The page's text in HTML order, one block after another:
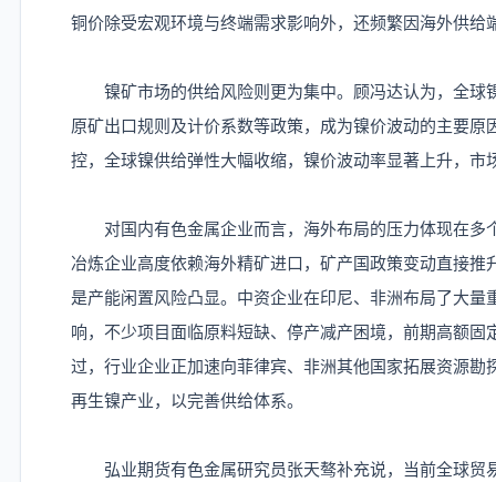
铜价除受宏观环境与终端需求影响外，还频繁因海外供给
镍矿市场的供给风险则更为集中。顾冯达认为，全球
原矿出口规则及计价系数等政策，成为镍价波动的主要
控，全球镍供给弹性大幅收缩，镍价波动率显著上升，
对国内有色金属企业而言，海外布局的压力体现在多
冶炼企业高度依赖海外精矿进口，矿产国政策变动直接
是产能闲置风险凸显。中资企业在印尼、非洲布局了大
响，不少项目面临原料短缺、停产减产困境，前期高额
过，行业企业正加速向菲律宾、非洲其他国家拓展资源
再生镍产业，以完善供给体系。
弘业期货有色金属研究员张天骜补充说，当前全球贸